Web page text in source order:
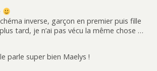
inverse, garçon en premier puis fille
tard, je n’ai pas vécu la même chose …
parle super bien Maelys !